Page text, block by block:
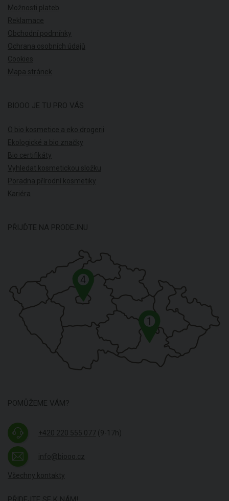
Možnosti plateb
Reklamace
Obchodní podmínky
Ochrana osobních údajů
Cookies
Mapa stránek
BIOOO JE TU PRO VÁS
O bio kosmetice a eko drogerii
Ekologické a bio značky
Bio certifikáty
Vyhledat kosmetickou složku
Poradna přírodní kosmetiky
Kariéra
PŘIJĎTE NA PRODEJNU
1
4
POMŮŽEME VÁM?
+420 220 555 077 (9-17h)
info@biooo.cz
Všechny kontakty